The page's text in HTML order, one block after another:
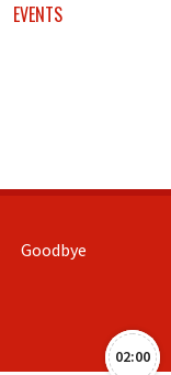
02:00
EVENTS
Goodbye